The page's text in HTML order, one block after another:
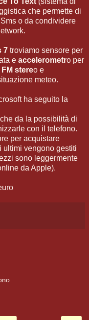
che permette di
o da condividere
7 troviamo sensore per
e accelerometro per
stereo e
meteo.
ha seguito la
da la possibilità di
con il telefono.
per acquistare
ultimi vengono gestiti
sono leggermente
da Apple).